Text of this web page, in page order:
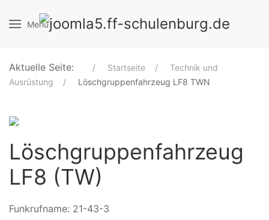
Menu
Aktuelle Seite: Startseite
Technik und
Ausrüstung
Löschgruppenfahrzeug LF8 TWN
Löschgruppenfahrzeug
LF8 (TW)
Funkrufname: 21-43-3